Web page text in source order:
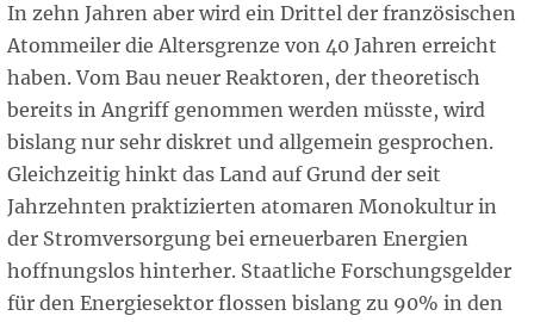
In zehn Jahren aber wird ein Drittel der französischen
Atommeiler die Altersgrenze von 40 Jahren erreicht
haben. Vom Bau neuer Reaktoren, der theoretisch
bereits in Angriff genommen werden müsste, wird
bislang nur sehr diskret und allgemein gesprochen.
Gleichzeitig hinkt das Land auf Grund der seit
Jahrzehnten praktizierten atomaren Monokultur in
der Stromversorgung bei erneuerbaren Energien
hoffnungslos hinterher. Staatliche Forschungsgelder
für den Energiesektor flossen bislang zu 90% in den